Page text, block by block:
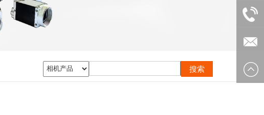
服：
微信：
电话：
0535-
邮箱：